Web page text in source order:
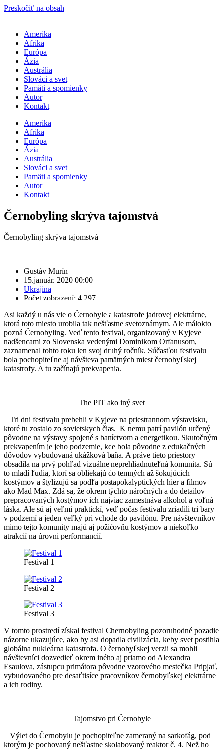
Preskočiť na obsah
Amerika
Afrika
Európa
Ázia
Austrália
Slováci a svet
Pamäti a spomienky
Autor
Kontakt
Amerika
Afrika
Európa
Ázia
Austrália
Slováci a svet
Pamäti a spomienky
Autor
Kontakt
Černobyling skrýva tajomstvá
Černobyling skrýva tajomstvá
Gustáv Murín
15.január. 2020 00:00
Ukrajina
Počet zobrazení: 4 297
Asi každý u nás vie o Černobyle a katastrofe jadrovej elektrárne,
ktorá toto miesto urobila tak nešťastne svetoznámym. Ale málokto
pozná Černobyling. Veď tento festival, organizovaný v Kyjeve
nadšencami zo Slovenska vedenými Dominikom Orfanusom,
zaznamenal tohto roku len svoj druhý ročník. Súčasťou festivalu
bola pochopiteľne aj návšteva pamätných miest černobyľskej
katastrofy. A tu začínajú prekvapenia.
The PIT ako iný svet
Tri dni festivalu prebehli v Kyjeve na priestrannom výstavisku,
ktoré tu zostalo zo sovietskych čias. K nemu patrí pavilón určený
pôvodne na výstavy spojené s baníctvom a energetikou. Skutočným
prekvapením je jeho podzemie, kde bola pôvodne z edukačných
dôvodov vybudovaná ukážková baňa. A práve tieto priestory
obsadila na prvý pohľad vizuálne neprehliadnuteľná komunita. Sú
to mladí ľudia, ktorí sa obliekajú do temných až šokujúcich
kostýmov a štylizujú sa podľa postapokalyptických hier a filmov
ako Mad Max. Zdá sa, že okrem týchto náročných a do detailov
prepracovaných kostýmov ich najviac zamestnáva alkohol a voľná
láska. Ale sú aj veľmi praktickí, veď počas festivalu zriadili tri bary
v podzemí a jeden veľký pri vchode do pavilónu. Pre návštevníkov
mimo tejto komunity majú aj požičovňu kostýmov a niekoľko
atrakcií na úrovni performancií.
Festival 1
Festival 2
Festival 3
V tomto prostredí získal festival Chernobyling pozoruhodné pozadie
názorne ukazujúce, ako by asi dopadla civilizácia, keby svet postihla
globálna nukleárna katastrofa. O černobyľskej verzii sa mohli
návštevníci dozvedieť okrem iného aj priamo od Alexandra
Esaulova, zástupcu primátora pôvodne vzorového mestečka Pripjať,
vybudovaného pre desaťtisíce pracovníkov černobyľskej elektrárne
a ich rodiny.
Tajomstvo pri Černobyle
Výlet do Černobylu je pochopiteľne zameraný na sarkofág, pod
ktorým je pochovaný nešťastne skolabovaný reaktor č. 4. Než ho